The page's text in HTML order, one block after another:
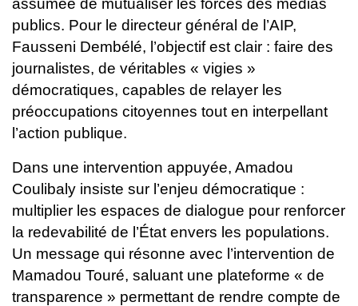
assumée de mutualiser les forces des médias
publics. Pour le directeur général de l’AIP,
Fausseni Dembélé, l’objectif est clair : faire des
journalistes, de véritables « vigies »
démocratiques, capables de relayer les
préoccupations citoyennes tout en interpellant
l’action publique.
Dans une intervention appuyée, Amadou
Coulibaly insiste sur l’enjeu démocratique :
multiplier les espaces de dialogue pour renforcer
la redevabilité de l’État envers les populations.
Un message qui résonne avec l’intervention de
Mamadou Touré, saluant une plateforme « de
transparence » permettant de rendre compte de